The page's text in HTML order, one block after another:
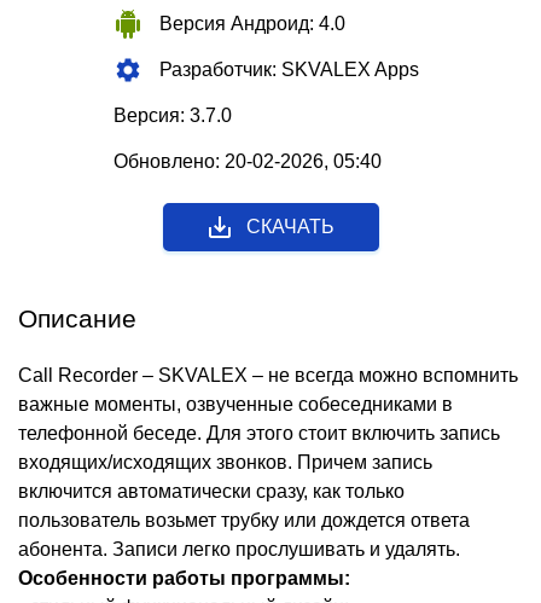
Версия Андроид: 4.0
Разработчик: SKVALEX Apps
Версия: 3.7.0
Обновлено: 20-02-2026, 05:40
СКАЧАТЬ
Описание
Call Recorder – SKVALEX – не всегда можно вспомнить
важные моменты, озвученные собеседниками в
телефонной беседе. Для этого стоит включить запись
входящих/исходящих звонков. Причем запись
включится автоматически сразу, как только
пользователь возьмет трубку или дождется ответа
абонента. Записи легко прослушивать и удалять.
Особенности работы программы: